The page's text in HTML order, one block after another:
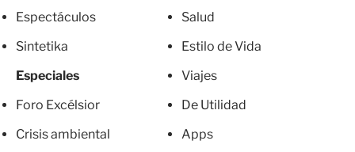
Espectáculos
Sintetika
Especiales
Foro Excélsior
Crisis ambiental
Salud
Estilo de Vida
Viajes
De Utilidad
Apps